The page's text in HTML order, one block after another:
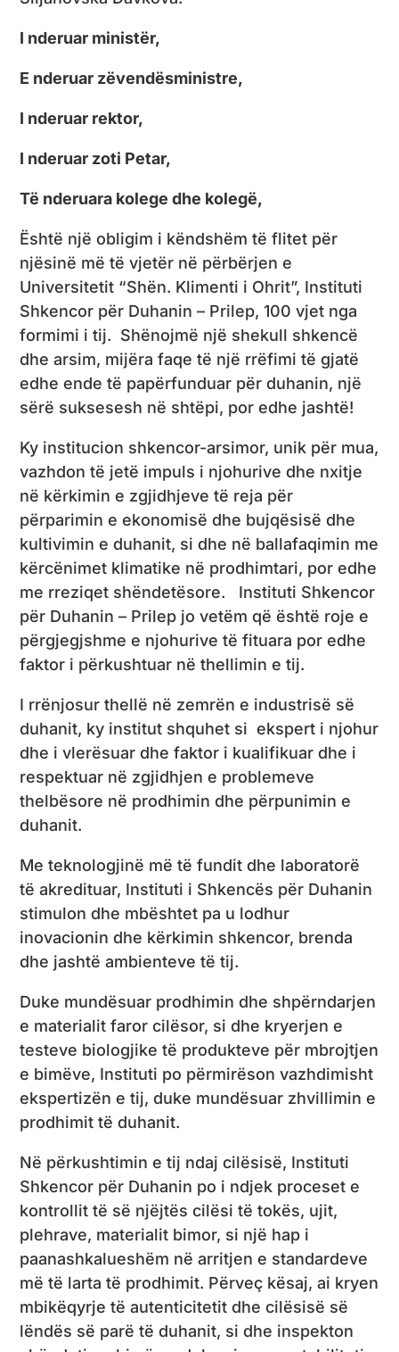
I nderuar ministër,
E nderuar zëvendësministre,
I nderuar rektor,
I nderuar zoti Petar,
Të nderuara kolege dhe kolegë,
Është një obligim i këndshëm të flitet për
njësinë më të vjetër në përbërjen e
Universitetit “Shën. Klimenti i Ohrit”, Instituti
Shkencor për Duhanin – Prilep, 100 vjet nga
formimi i tij. Shënojmë një shekull shkencë
dhe arsim, mijëra faqe të një rrëfimi të gjatë
edhe ende të papërfunduar për duhanin, një
sërë suksesesh në shtëpi, por edhe jashtë!
Ky institucion shkencor-arsimor, unik për mua,
vazhdon të jetë impuls i njohurive dhe nxitje
në kërkimin e zgjidhjeve të reja për
përparimin e ekonomisë dhe bujqësisë dhe
kultivimin e duhanit, si dhe në ballafaqimin me
kërcënimet klimatike në prodhimtari, por edhe
me rreziqet shëndetësore. Instituti Shkencor
për Duhanin – Prilep jo vetëm që është roje e
përgjegjshme e njohurive të fituara por edhe
faktor i përkushtuar në thellimin e tij.
I rrënjosur thellë në zemrën e industrisë së
duhanit, ky institut shquhet si ekspert i njohur
dhe i vlerësuar dhe faktor i kualifikuar dhe i
respektuar në zgjidhjen e problemeve
thelbësore në prodhimin dhe përpunimin e
duhanit.
Me teknologjinë më të fundit dhe laboratorë
të akredituar, Instituti i Shkencës për Duhanin
stimulon dhe mbështet pa u lodhur
inovacionin dhe kërkimin shkencor, brenda
dhe jashtë ambienteve të tij.
Duke mundësuar prodhimin dhe shpërndarjen
e materialit faror cilësor, si dhe kryerjen e
testeve biologjike të produkteve për mbrojtjen
e bimëve, Instituti po përmirëson vazhdimisht
ekspertizën e tij, duke mundësuar zhvillimin e
prodhimit të duhanit.
Në përkushtimin e tij ndaj cilësisë, Instituti
Shkencor për Duhanin po i ndjek proceset e
kontrollit të së njëjtës cilësi të tokës, ujit,
plehrave, materialit bimor, si një hap i
paanashkalueshëm në arritjen e standardeve
më të larta të prodhimit. Përveç kësaj, ai kryen
mbikëqyrje të autenticitetit dhe cilësisë së
lëndës së parë të duhanit, si dhe inspekton